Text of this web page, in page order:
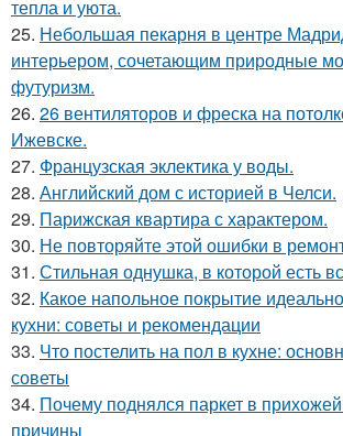
тепла и уюта.
25. Небольшая пекарня в центре
интерьером, сочетающим природные
футуризм.
26. 26 вентиляторов и фреска на
Ижевске.
27. Французская эклектика у воды.
28. Английский дом с историей в Челси.
29. Парижская квартира с характером.
30. Не повторяйте этой ошибки в
31. Стильная однушка, в которой есть
32. Какое напольное покрытие
кухни: советы и рекомендации
33. Что постелить на пол в кухне:
советы
34. Почему поднялся паркет в
причины